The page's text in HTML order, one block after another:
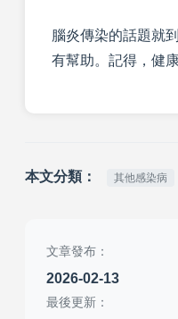
腦炎傳染的話題就
有幫助。記得，健
本文分類： 其他感染病
文章發布：
2026-02-13
最後更新：